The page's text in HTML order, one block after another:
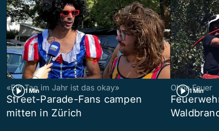
1 Min
«Ein Tag im Jahr ist das okay»
Street-Parade-Fans campen
mitten in Zürich
1 Min
Ohne Feuer